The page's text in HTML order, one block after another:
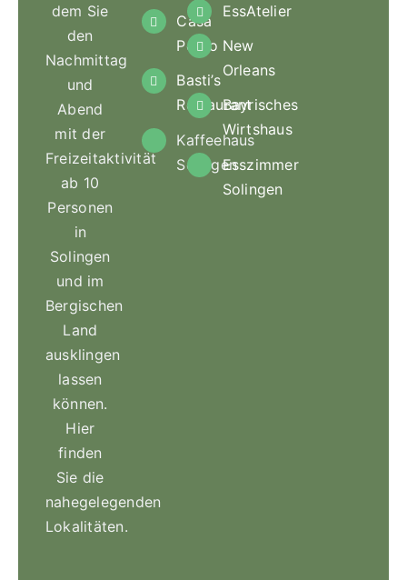
dem Sie
den
Nachmittag
und
Abend
mit der
Freizeitaktivität
ab 10
Personen
in
Solingen
und im
Bergischen
Land
ausklingen
lassen
können.
Hier
finden
Sie die
nahegelegenden
Lokalitäten.
Casa
Pedro
Basti’s
Restaurant
Kaffeehaus
Solingen
EssAtelier
New
Orleans
Bayrisches
Wirtshaus
Esszimmer
Solingen